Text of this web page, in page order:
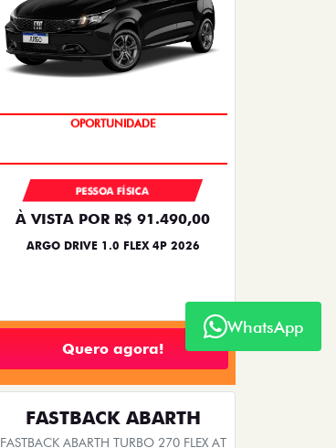
BÔNUS DE 6 MIL REAIS
PESSOA FÍSICA
À VISTA POR R$ 91.490,00
ARGO DRIVE 1.0 FLEX 4P 2026
Quero agora!
FASTBACK ABARTH
FASTBACK ABARTH TURBO 270 FLEX AT
WhatsApp